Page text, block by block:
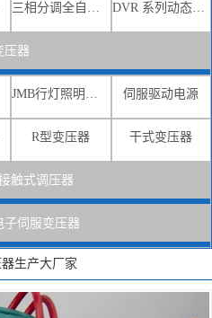
三相分调全自动补偿式电力稳压器 DVR 系列动态电压恢复器
压器
JMB行灯照明变压器 伺服驱动电源
R型变压器 干式变压器
触式调压器
子伺服变压器
生产大厂家